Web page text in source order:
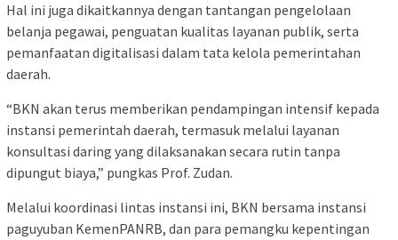
Hal ini juga dikaitkannya dengan tantangan pengelolaan
belanja pegawai, penguatan kualitas layanan publik, serta
pemanfaatan digitalisasi dalam tata kelola pemerintahan
daerah.
“BKN akan terus memberikan pendampingan intensif kepada
instansi pemerintah daerah, termasuk melalui layanan
konsultasi daring yang dilaksanakan secara rutin tanpa
dipungut biaya,” pungkas Prof. Zudan.
Melalui koordinasi lintas instansi ini, BKN bersama instansi
paguyuban KemenPANRB, dan para pemangku kepentingan